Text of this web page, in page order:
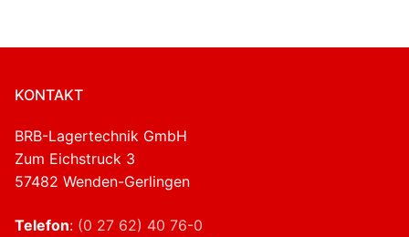
KONTAKT
BRB-Lagertechnik GmbH
Zum Eichstruck 3
57482 Wenden-Gerlingen
Telefon: (0 27 62) 40 76-0